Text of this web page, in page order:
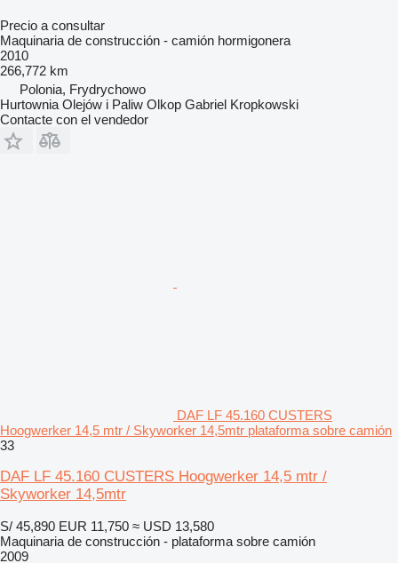
Precio a consultar
Maquinaria de construcción - camión hormigonera
2010
266,772 km
Polonia, Frydrychowo
Hurtownia Olejów i Paliw Olkop Gabriel Kropkowski
Contacte con el vendedor
DAF LF 45.160 CUSTERS
Hoogwerker 14,5 mtr / Skyworker 14,5mtr plataforma sobre camión
33
DAF LF 45.160 CUSTERS Hoogwerker 14,5 mtr /
Skyworker 14,5mtr
S/ 45,890 EUR 11,750 ≈ USD 13,580
Maquinaria de construcción - plataforma sobre camión
2009